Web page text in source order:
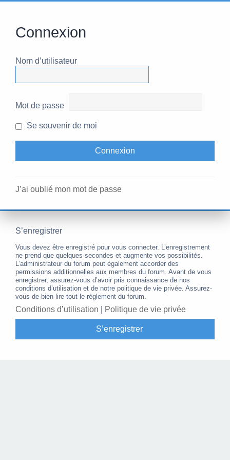
Connexion
Nom d’utilisateur
Mot de passe
Se souvenir de moi
J’ai oublié mon mot de passe
S’enregistrer
Vous devez être enregistré pour vous connecter. L’enregistrement
ne prend que quelques secondes et augmente vos possibilités.
L’administrateur du forum peut également accorder des
permissions additionnelles aux membres du forum. Avant de vous
enregistrer, assurez-vous d’avoir pris connaissance de nos
conditions d’utilisation et de notre politique de vie privée. Assurez-
vous de bien lire tout le règlement du forum.
Conditions d’utilisation Politique de vie privée
S’enregistrer